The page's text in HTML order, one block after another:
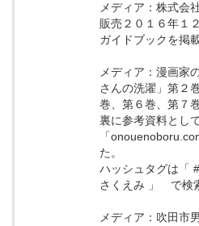
メディア：株式会
販売２０１６年１
ガイドブックを掲載
メディア：漫画家
さんの洗濯」第２
巻、第６巻、第７
裏に参考資料とし
「
た。
ハッシュタグは「
さくえみ 」 で検
メディア：吹田市